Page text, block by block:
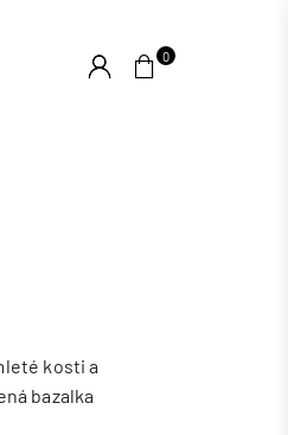
0
kosti a
bazalka